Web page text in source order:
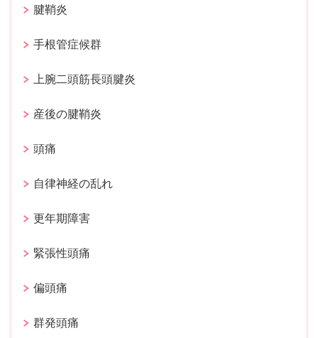
腱鞘炎
手根管症候群
上腕二頭筋長頭腱炎
産後の腱鞘炎
頭痛
自律神経の乱れ
更年期障害
緊張性頭痛
偏頭痛
群発頭痛